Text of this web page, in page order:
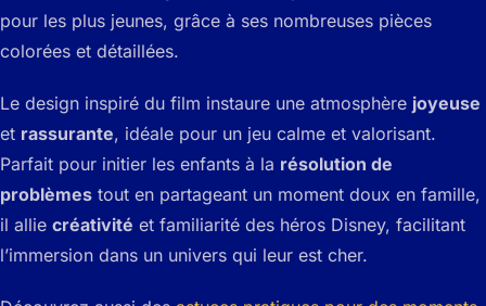
pour les plus jeunes, grâce à ses nombreuses pièces
colorées et détaillées.
Le design inspiré du film instaure une atmosphère joyeuse
et rassurante, idéale pour un jeu calme et valorisant.
Parfait pour initier les enfants à la résolution de
problèmes tout en partageant un moment doux en famille,
il allie créativité et familiarité des héros Disney, facilitant
l’immersion dans un univers qui leur est cher.